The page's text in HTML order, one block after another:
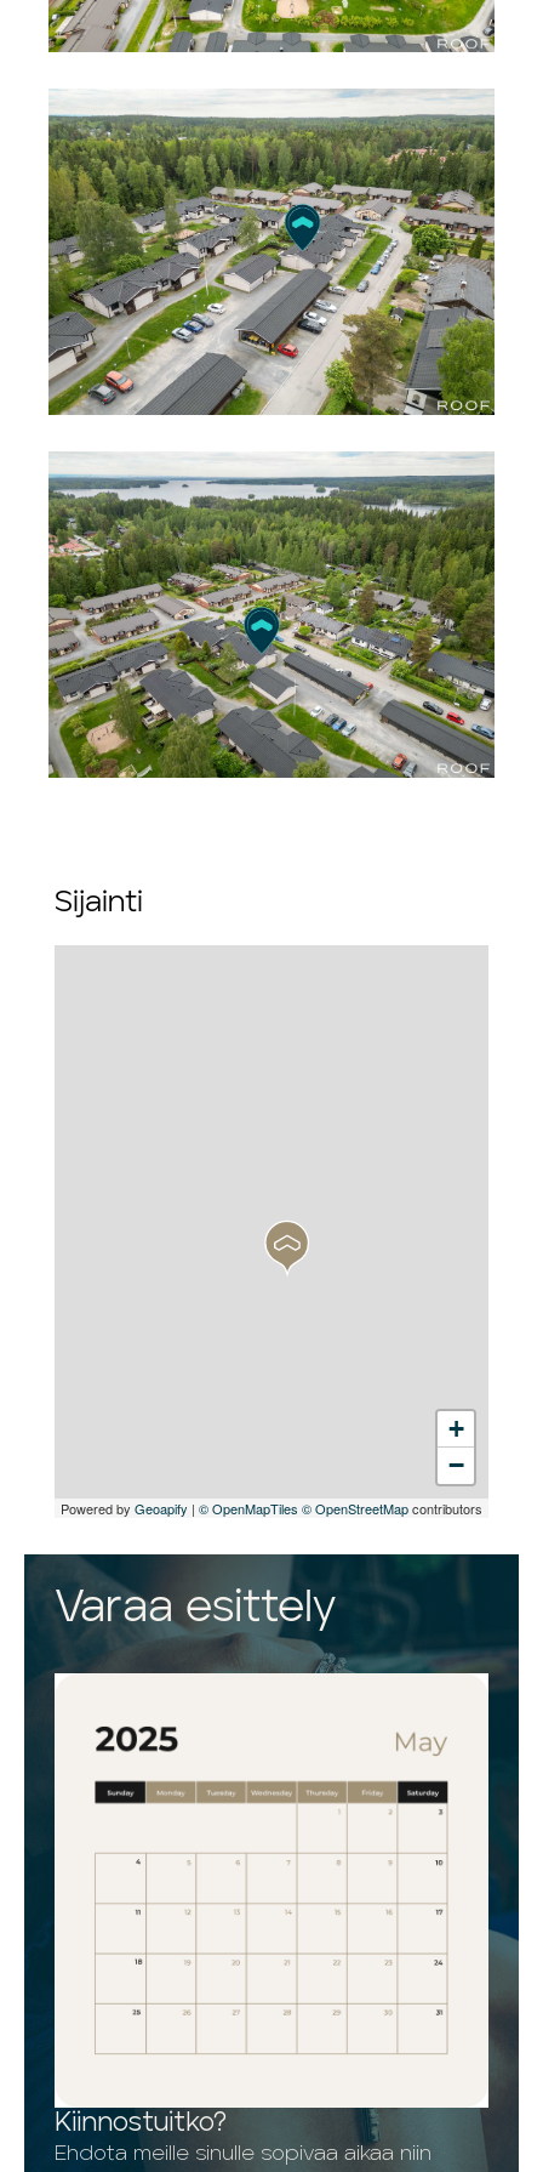
Sijainti
+
−
Powered by Geoapify | © OpenMapTiles © OpenStreetMapcontributors
Varaa esittely
Kiinnostuitko?
Ehdota meille sinulle sopivaa aikaa niin